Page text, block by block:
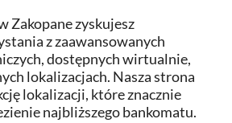
Zakopane zyskujesz
z zaawansowanych
dostępnych wirtualnie,
lokalizacjach. Nasza strona
lokalizacji, które znacznie
najbliższego bankomatu.